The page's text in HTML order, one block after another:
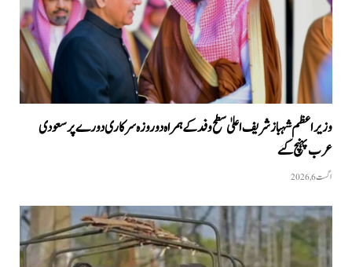
وزیراعظم شہبازشریف اعلیٰ سطح وفد کے ہمراہ دو روزه سرکاری دورے پر سعودی
عرب پہنچ گئے
اگست 6, 2026